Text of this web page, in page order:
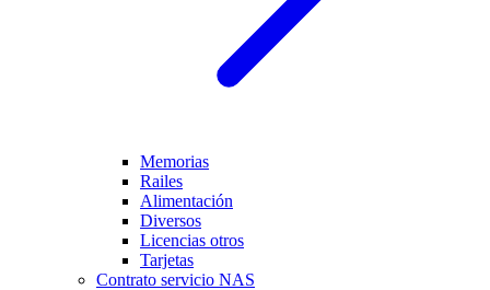
Memorias
Railes
Alimentación
Diversos
Licencias otros
Tarjetas
Contrato servicio NAS